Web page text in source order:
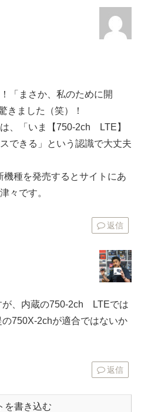
「まさか、私のために開
きました（笑）！
、「いま【750-2ch LTE】
できる」という認識で大丈夫
種を発売するとサイトにあ
々です。
返信
が、内蔵の750-2ch LTEでは
750X-2chが適合ではないか
返信
を書き込む